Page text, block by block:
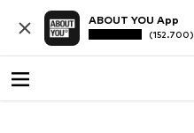
ABOUT YOU App
(152.700)